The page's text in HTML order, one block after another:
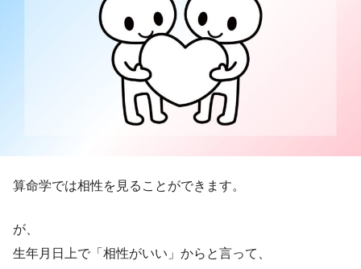
算命学では相性を見ることができます。
が、
生年月日上で「相性がいい」からと言って、